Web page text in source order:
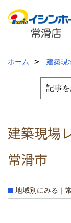
ホーム 建築現
建築現場
常滑市
地域別にみる｜